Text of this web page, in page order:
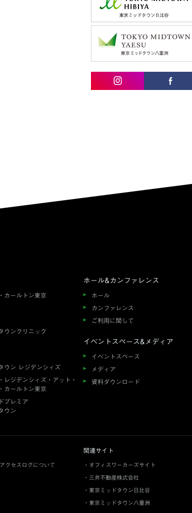
カールトン東京
ウンクリニック
ウン レジデンシィズ
レジデンシィズ・アット・
カールトン東京
プレミア
ウン
ホール&カンファレンス
ホール
カンファレンス
ご利用に関して
イベントスペース&メディア
イベントスペース
メディア
資料ダウンロード
クセスログについて
関連サイト
オフィスワーカーズサイト
三井不動産株式会社
東京ミッドタウン日比谷
東京ミッドタウン八重洲